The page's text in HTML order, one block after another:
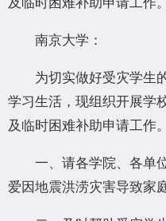
南京大学：
为切实做好受灾学生
学习生活，现组织开展学
及临时困难补助申请工作。
一、请各学院、各单
爱因地震洪涝灾害导致家